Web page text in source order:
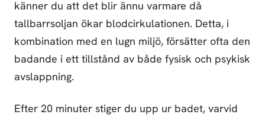
känner du att det blir ännu varmare då
tallbarrsoljan ökar blodcirkulationen. Detta, i
kombination med en lugn miljö, försätter ofta den
badande i ett tillstånd av både fysisk och psykisk
avslappning.
Efter 20 minuter stiger du upp ur badet, varvid